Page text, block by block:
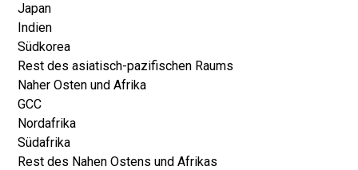
Japan
Indien
Südkorea
Rest des asiatisch-pazifischen Raums
Naher Osten und Afrika
GCC
Nordafrika
Südafrika
Rest des Nahen Ostens und Afrikas